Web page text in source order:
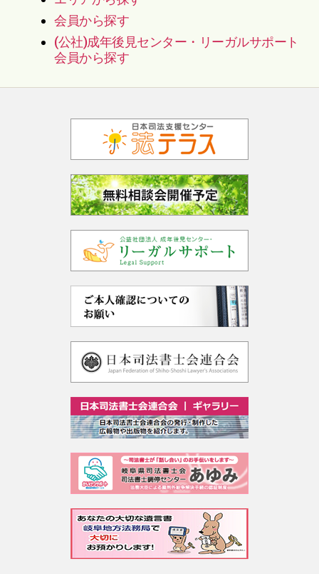
会員から探す
(公社)成年後見センター・リーガルサポート
会員から探す